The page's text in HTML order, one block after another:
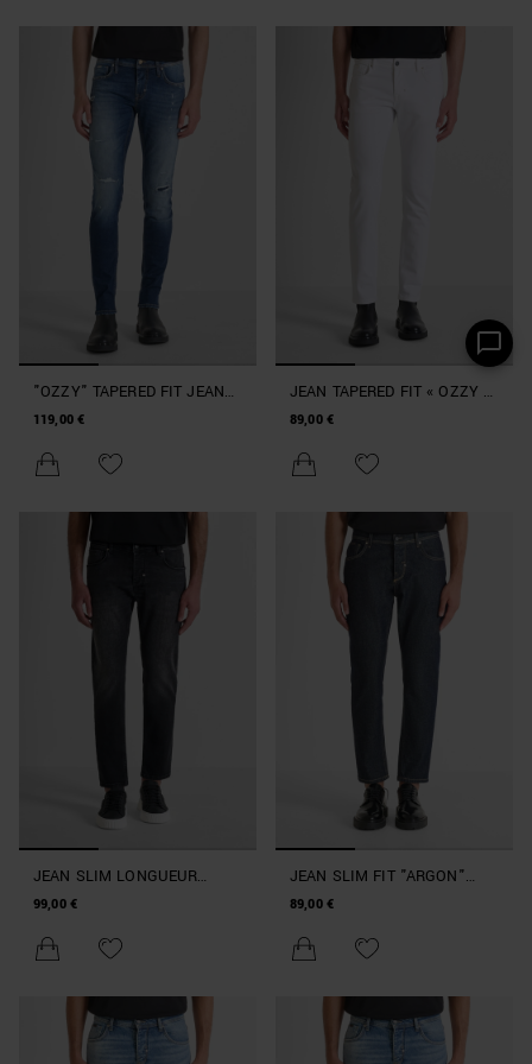
"OZZY" TAPERED FIT JEANS
IN AUTHENTIC STRETCH
119,00 €
JEAN TAPERED FIT « OZZY »
EN DENIM ÉLASTIQUE
89,00 €
JEAN SLIM LONGUEUR
CHEVILLE « ARGON » EN
99,00 €
JEAN SLIM FIT "ARGON"
LONGUEUR CHEVILLE EN
89,00 €